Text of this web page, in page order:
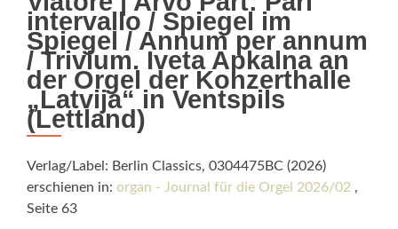
intervallo / Spiegel im
Spiegel / Annum per annum
/ Trivium. Iveta Apkalna an
der Orgel der Konzerthalle
„Latvija“ in Ventspils
(Lettland)
Verlag/Label: Berlin Classics, 0304475BC (2026)
erschienen in: organ - Journal für die Orgel 2026/02 ,
Seite 63